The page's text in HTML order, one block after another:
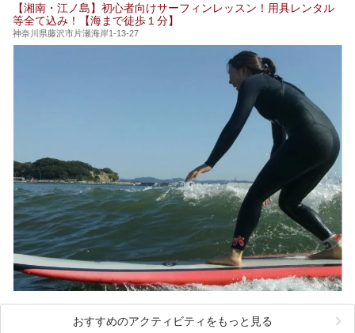
今回は日帰り温泉としての「絶景日帰り温泉 龍宮殿本館
（以下、龍宮殿本館）」と、旅館としての「箱根 芦ノ湖畔
蛸川温泉 龍宮殿（以下、龍宮殿）」の両方の魅力をたっぷ
りお伝えします！
ここは箱根神社、九頭龍神社、白龍神社、箱根元宮と箱根の
4つの神社に囲まれたパワースポットです。
提供元：株式会社西武・プリンスホテルズワールドワイド
この記事は箱根 芦ノ湖畔蛸川温泉 龍宮殿のPR記事です。
【湘南・江ノ島】初心者向けサーフィンレッスン！用具レンタル
等全て込み！【海まで徒歩１分】
神奈川県藤沢市片瀬海岸1-13-27
おすすめのアクティビティをもっと見る